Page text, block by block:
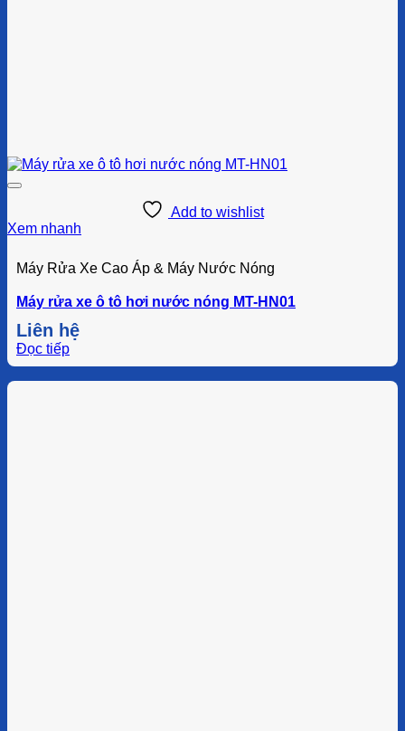
Add to wishlist
Xem nhanh
Máy Rửa Xe Cao Áp & Máy Nước Nóng
Máy rửa xe ô tô hơi nước nóng MT-HN01
Liên hệ
Đọc tiếp